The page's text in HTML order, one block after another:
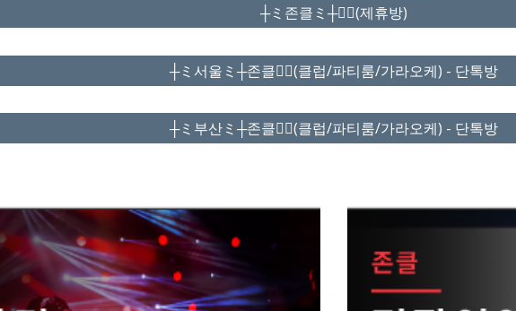
┼ミ존클ミ┼❤️‍🔥(제휴방)
┼ミ서울ミ┼존클❤️‍🔥(클럽/파티룸/가라오케) - 단톡방
┼ミ부산ミ┼존클❤️‍🔥(클럽/파티룸/가라오케) - 단톡방